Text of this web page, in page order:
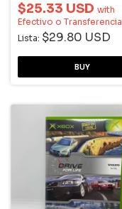
$25.33 USD with
Efectivo o Transferencia
Lista: $29.80 USD